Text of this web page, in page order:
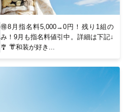
🉐8月指名料5,000→0円！残り1組の
み！9月も指名料値引中。詳細は下記↓
🎐 👘和装が好き...